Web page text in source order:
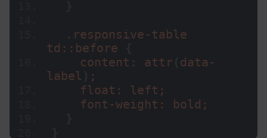
  .responsive-table
td::before
    content:
attr
data-
label
;
    float: left;
    font-weight: bold;